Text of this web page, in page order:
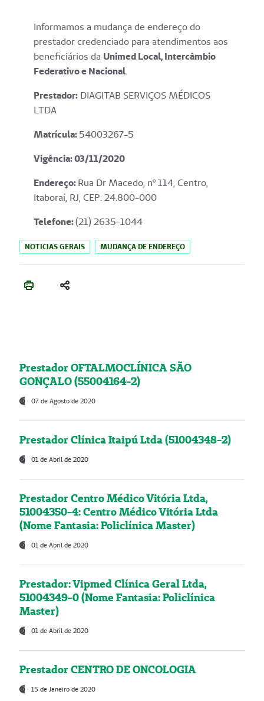
Informamos a mudança de endereço do
prestador credenciado para atendimentos aos
beneficiários da Unimed Local, Intercâmbio
Federativo e Nacional.
Prestador: DIAGITAB SERVIÇOS MÉDICOS
LTDA
Matrícula:54003267-5
Vigência: 03/11/2020
Endereço:Rua Dr Macedo, nº 114, Centro,
Itaboraí, RJ, CEP: 24.800-000
Telefone:(21) 2635-1044
NOTICIAS GERAIS MUDANÇA DE ENDEREÇO
Prestador OFTALMOCLÍNICA SÃO
GONÇALO (55004164-2)
07 de Agosto de 2020
Prestador Clínica Itaipú Ltda (51004348-2)
01 de Abril de 2020
Prestador Centro Médico Vitória Ltda,
51004350-4: Centro Médico Vitória Ltda
(Nome Fantasia: Policlínica Master)
01 de Abril de 2020
Prestador: Vipmed Clínica Geral Ltda,
51004349-0 (Nome Fantasia: Policlínica
Master)
01 de Abril de 2020
Prestador CENTRO DE ONCOLOGIA
15 de Janeiro de 2020